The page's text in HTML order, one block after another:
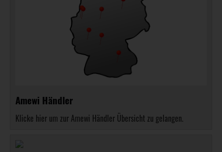
Amewi Händler
Klicke hier um zur Amewi Händler Übersicht zu gelangen.